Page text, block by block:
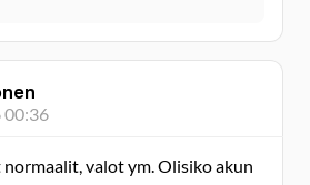
00:36
valot ym. Olisiko akun